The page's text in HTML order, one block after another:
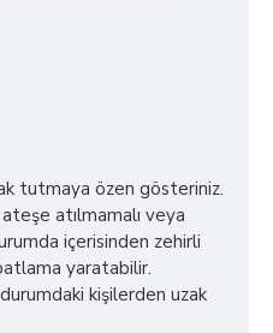
tutmaya özen gösteriniz.
atılmamalı veya
içerisinden zehirli
yaratabilir.
kişilerden uzak